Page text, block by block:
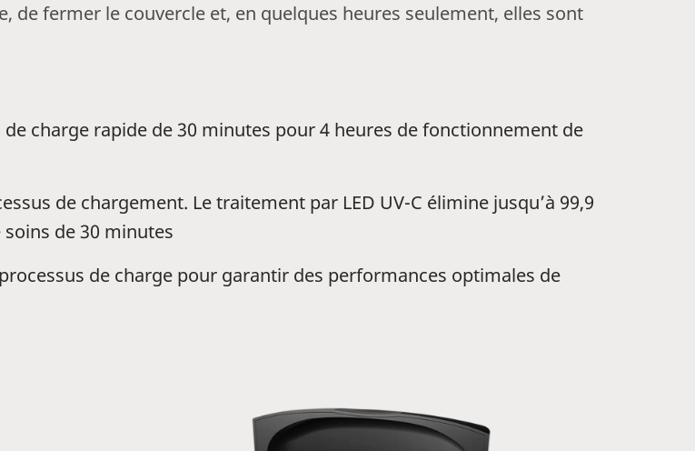
de fermer le couvercle et, en quelques heures seulement, elles sont
charge rapide de 30 minutes pour 4 heures de fonctionnement de
de chargement. Le traitement par LED UV-C élimine jusqu’à 99,9
de 30 minutes
de charge pour garantir des performances optimales de